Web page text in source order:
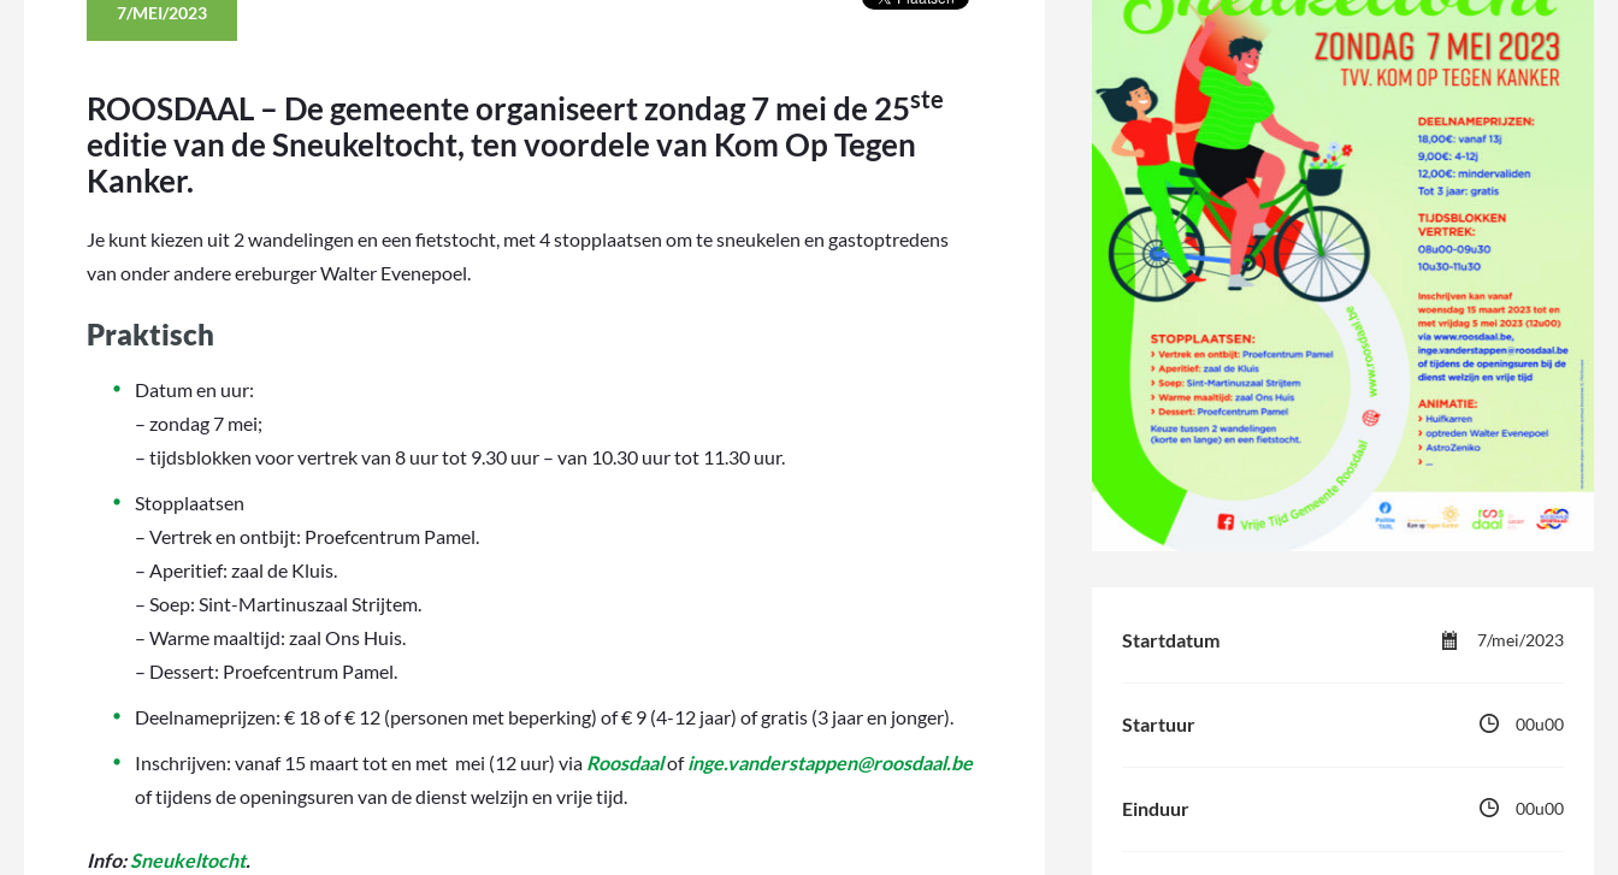
7/MEI/2023
ROOSDAAL – De gemeente organiseert zondag 7 mei de 25ste
editie van de Sneukeltocht, ten voordele van Kom Op Tegen
Kanker.
Je kunt kiezen uit 2 wandelingen en een fietstocht, met 4 stopplaatsen om te sneukelen en gastoptredens
van onder andere ereburger Walter Evenepoel.
Praktisch
Datum en uur:
– zondag 7 mei;
– tijdsblokken voor vertrek van 8 uur tot 9.30 uur – van 10.30 uur tot 11.30 uur.
Stopplaatsen
– Vertrek en ontbijt: Proefcentrum Pamel.
– Aperitief: zaal de Kluis.
– Soep: Sint-Martinuszaal Strijtem.
– Warme maaltijd: zaal Ons Huis.
– Dessert: Proefcentrum Pamel.
Deelnameprijzen: € 18 of € 12 (personen met beperking) of € 9 (4-12 jaar) of gratis (3 jaar en jonger).
Inschrijven: vanaf 15 maart tot en met mei (12 uur) via Roosdaalofinge.vanderstappen@roosdaal.be
of tijdens de openingsuren van de dienst welzijn en vrije tijd.
Info:Sneukeltocht.
Startdatum 7/mei/2023
Startuur 00u00
Einduur 00u00